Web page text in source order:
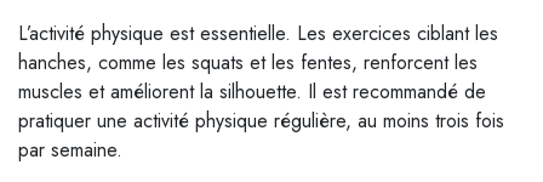
L’activité physique est essentielle. Les exercices ciblant les
hanches, comme les squats et les fentes, renforcent les
muscles et améliorent la silhouette. Il est recommandé de
pratiquer une activité physique régulière, au moins trois fois
par semaine.